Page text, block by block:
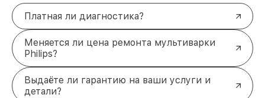
Платная ли диагностика?
Меняется ли цена ремонта мультиварки
Philips?
Выдаёте ли гарантию на ваши услуги и
детали?